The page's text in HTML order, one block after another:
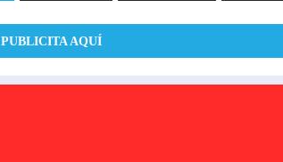
PUBLICITA AQUÍ